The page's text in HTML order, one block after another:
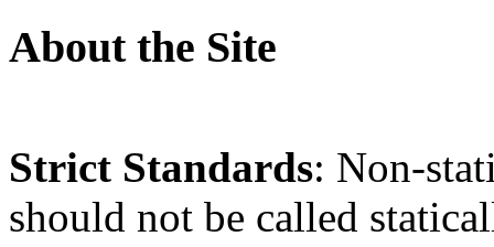
About the Site
Strict Standards: Non-
should not be called